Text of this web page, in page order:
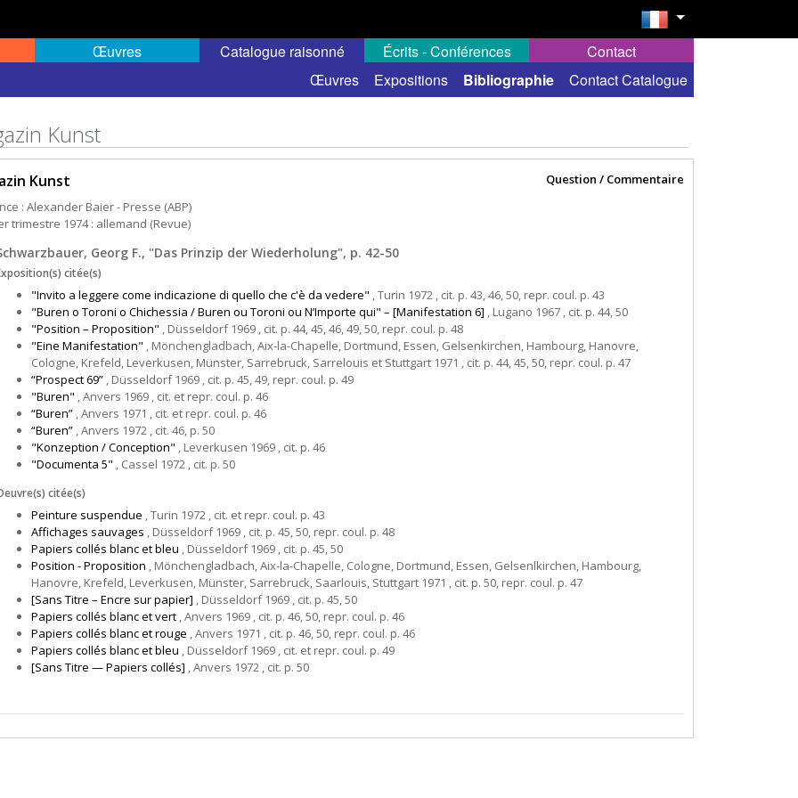
Œuvres
Catalogue raisonné
Œuvres Expositions Bibliographie Contact Catalogue
Écrits - Conférences Contact
Kunst
Kunst
Question / Commentaire
: Alexander Baier - Presse (ABP)
trimestre 1974 : allemand (Revue)
Georg F., "Das Prinzip der Wiederholung", p. 42-50
citée(s)
"Invito a leggere come indicazione di quello che c'è da vedere" , Turin 1972 , cit. p. 43, 46, 50, repr. coul. p. 43
"Buren o Toroni o Chichessia / Buren ou Toroni ou N’Importe qui" – [Manifestation 6] , Lugano 1967 , cit. p. 44, 50
"Position – Proposition" , Düsseldorf 1969 , cit. p. 44, 45, 46, 49, 50, repr. coul. p. 48
"Eine Manifestation" , Mönchengladbach, Aix-la-Chapelle, Dortmund, Essen, Gelsenkirchen, Hambourg, Hanovre,
Cologne, Krefeld, Leverkusen, Münster, Sarrebruck, Sarrelouis et Stuttgart 1971 , cit. p. 44, 45, 50, repr. coul. p. 47
“Prospect 69” , Düsseldorf 1969 , cit. p. 45, 49, repr. coul. p. 49
"Buren" , Anvers 1969 , cit. et repr. coul. p. 46
“Buren” , Anvers 1971 , cit. et repr. coul. p. 46
“Buren” , Anvers 1972 , cit. 46, p. 50
"Konzeption / Conception" , Leverkusen 1969 , cit. p. 46
"Documenta 5" , Cassel 1972 , cit. p. 50
citée(s)
Peinture suspendue , Turin 1972 , cit. et repr. coul. p. 43
Affichages sauvages , Düsseldorf 1969 , cit. p. 45, 50, repr. coul. p. 48
Papiers collés blanc et bleu , Düsseldorf 1969 , cit. p. 45, 50
Position - Proposition , Mönchengladbach, Aix-la-Chapelle, Cologne, Dortmund, Essen, Gelsenlkirchen, Hambourg,
Hanovre, Krefeld, Leverkusen, Münster, Sarrebruck, Saarlouis, Stuttgart 1971 , cit. p. 50, repr. coul. p. 47
[Sans Titre – Encre sur papier] , Düsseldorf 1969 , cit. p. 45, 50
Papiers collés blanc et vert , Anvers 1969 , cit. p. 46, 50, repr. coul. p. 46
Papiers collés blanc et rouge , Anvers 1971 , cit. p. 46, 50, repr. coul. p. 46
Papiers collés blanc et bleu , Düsseldorf 1969 , cit. et repr. coul. p. 49
[Sans Titre — Papiers collés] , Anvers 1972 , cit. p. 50